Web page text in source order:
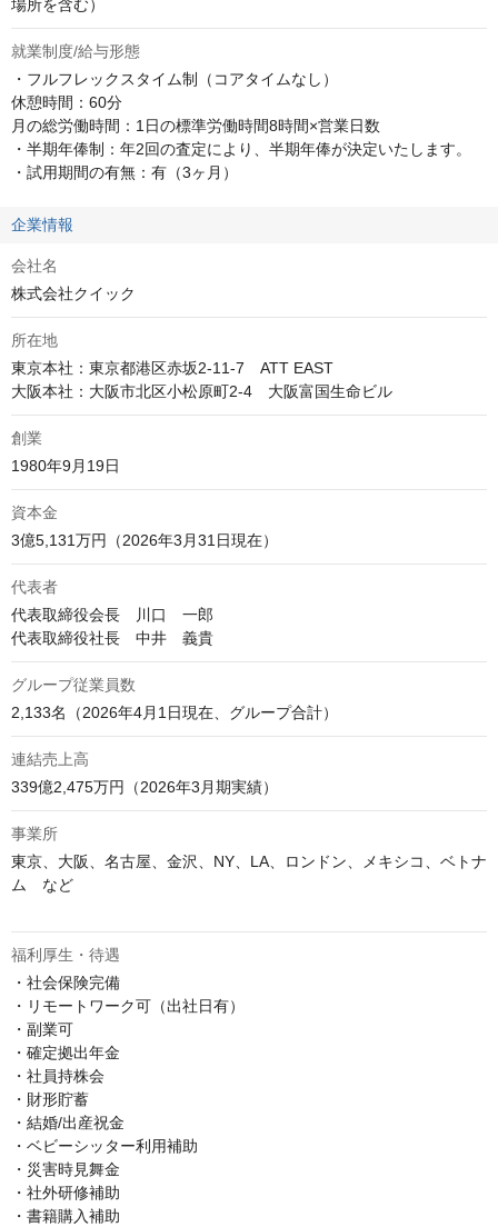
場所を含む）
就業制度/給与形態
・フルフレックスタイム制（コアタイムなし）
休憩時間：60分
月の総労働時間：1日の標準労働時間8時間×営業日数
・半期年俸制：年2回の査定により、半期年俸が決定いたします。
・試用期間の有無：有（3ヶ月）
企業情報
会社名
株式会社クイック
所在地
東京本社：東京都港区赤坂2-11-7　ATT EAST
大阪本社：大阪市北区小松原町2-4　大阪富国生命ビル
創業
1980年9月19日
資本金
3億5,131万円（2026年3月31日現在）
代表者
代表取締役会長　川口　一郎
代表取締役社長　中井　義貴
グループ従業員数
2,133名（2026年4月1日現在、グループ合計）
連結売上高
339億2,475万円（2026年3月期実績）
事業所
東京、大阪、名古屋、金沢、NY、LA、ロンドン、メキシコ、ベトナ
ム　など
福利厚生・待遇
・社会保険完備
・リモートワーク可（出社日有）
・副業可
・確定拠出年金
・社員持株会
・財形貯蓄
・結婚/出産祝金
・ベビーシッター利用補助
・災害時見舞金
・社外研修補助
・書籍購入補助